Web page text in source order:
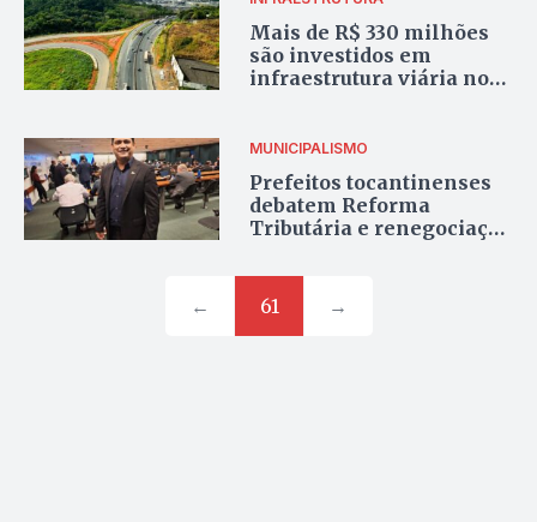
Mais de R$ 330 milhões
são investidos em
infraestrutura viária no
MUNICIPALISMO
Prefeitos tocantinenses
debatem Reforma
Tributária e renegociação
← 61 →